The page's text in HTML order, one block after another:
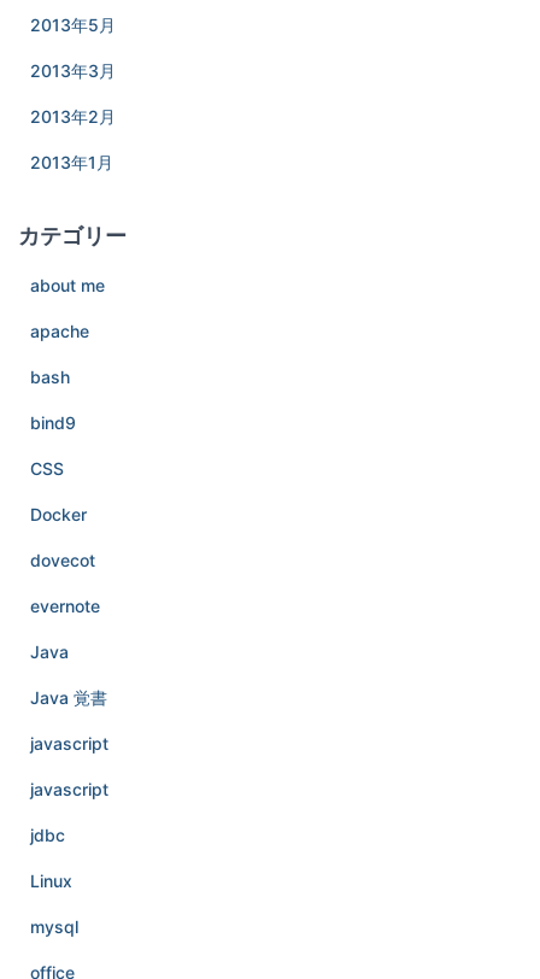
2013年5月
2013年3月
2013年2月
2013年1月
カテゴリー
about me
apache
bash
bind9
CSS
Docker
dovecot
evernote
Java
Java 覚書
javascript
javascript
jdbc
Linux
mysql
office